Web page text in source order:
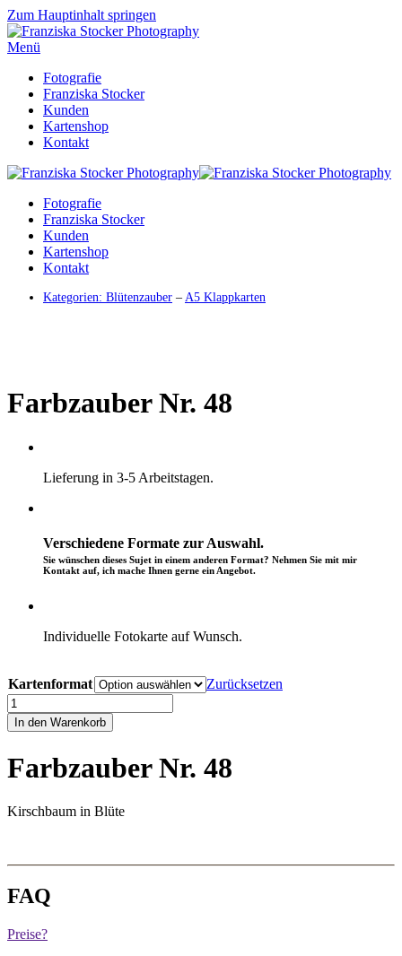
Zum Hauptinhalt springen
Menü
Fotografie
Franziska Stocker
Kunden
Kartenshop
Kontakt
Fotografie
Franziska Stocker
Kunden
Kartenshop
Kontakt
Kategorien: Blütenzauber – A5 Klappkarten
Farbzauber Nr. 48
Lieferung in 3-5 Arbeitstagen.
Verschiedene Formate zur Auswahl.
Sie wünschen dieses Sujet in einem anderen Format? Nehmen Sie mit mir
Kontakt auf, ich mache Ihnen gerne ein Angebot.
Individuelle Fotokarte auf Wunsch.
Kartenformat
Zurücksetzen
Farbzauber
Nr.
48
In den Warenkorb
Farbzauber Nr. 48
Kirschbaum in Blüte
FAQ
Preise?